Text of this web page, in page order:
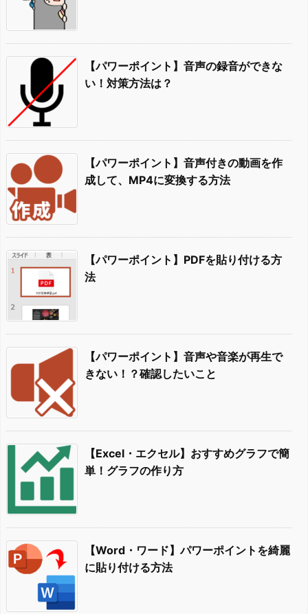
【パワーポイント】音声の録音ができな
い！対策方法は？
【パワーポイント】音声付きの動画を作
成して、MP4に変換する方法
【パワーポイント】PDFを貼り付ける方
法
【パワーポイント】音声や音楽が再生で
きない！？確認したいこと
【Excel・エクセル】おすすめグラフで簡
単！グラフの作り方
【Word・ワード】パワーポイントを綺麗
に貼り付ける方法